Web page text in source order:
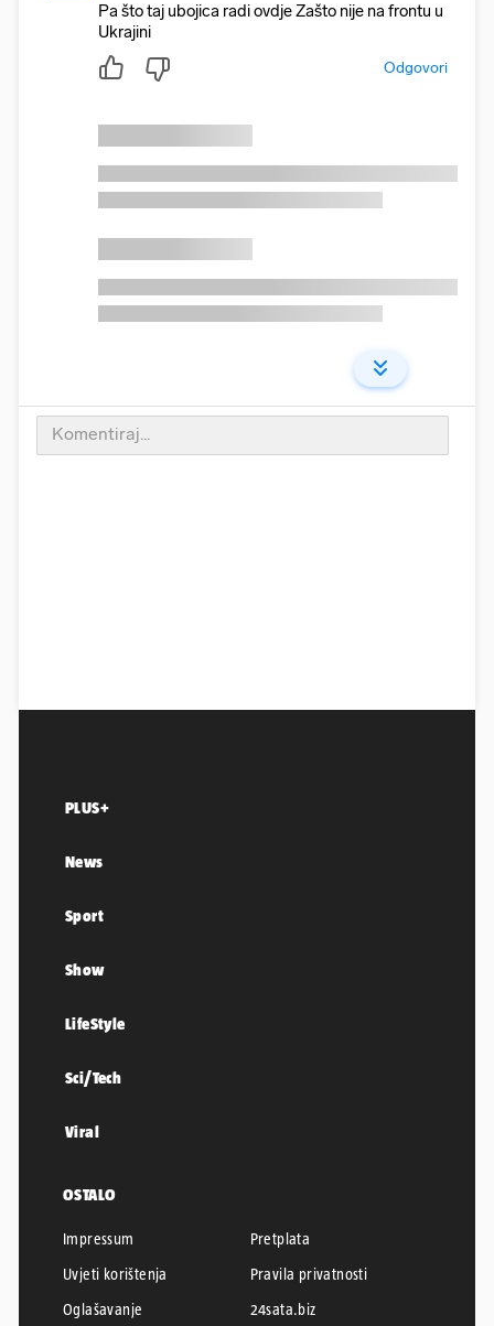
Pa što taj ubojica radi ovdje Zašto nije na frontu u
Ukrajini
Odgovori
PLUS+
News
Sport
Show
LifeStyle
Sci/Tech
Viral
OSTALO
Impressum
Pretplata
Uvjeti korištenja
Pravila privatnosti
Oglašavanje
24sata.biz